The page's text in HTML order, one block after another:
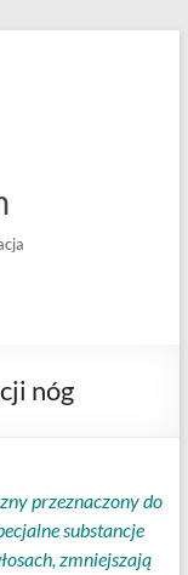
nóg
przeznaczony do
substancje
zmniejszają